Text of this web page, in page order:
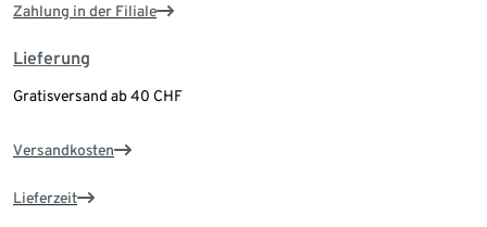
Zahlung in der Filiale
Lieferung
Gratisversand ab 40 CHF
Versandkosten
Lieferzeit